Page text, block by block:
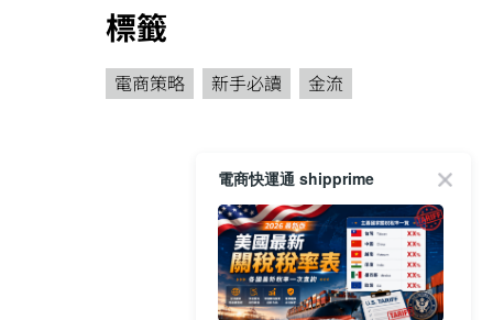
標籤
電商策略 新手必讀 金流
電商快運通 shipprime